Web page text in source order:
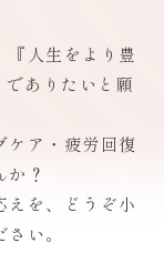
『人生をより豊
ありたいと願
ケア・疲労回復
？
えを、どうぞ小
い。